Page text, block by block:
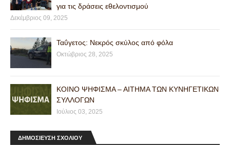
για τις δράσεις εθελοντισμού
Δεκέμβριος 09, 2025
Ταΰγετος: Νεκρός σκύλος από φόλα
Οκτώβριος 28, 2025
ΚΟΙΝΟ ΨΗΦΙΣΜΑ – ΑΙΤΗΜΑ ΤΩΝ ΚΥΝΗΓΕΤΙΚΩΝ
ΣΥΛΛΟΓΩΝ
Ιούλιος 03, 2025
ΔΗΜΟΣΙΕΥΣΗ ΣΧΟΛΙΟΥ